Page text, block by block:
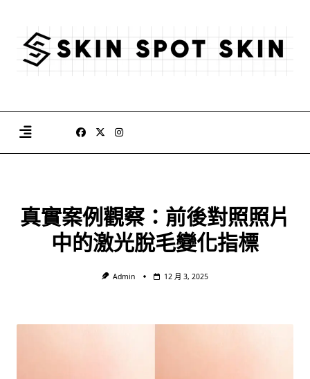
content
真實案例觀察：前後對照照片
中的激光脫毛變化指標
Admin 12 月 3, 2025